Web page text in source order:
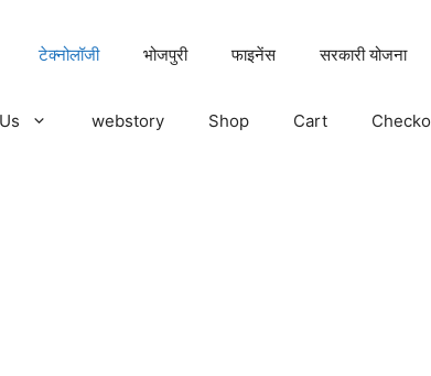
टेक्नोलॉजी भोजपुरी फाइनेंस सरकारी योजना
webstory Shop Cart